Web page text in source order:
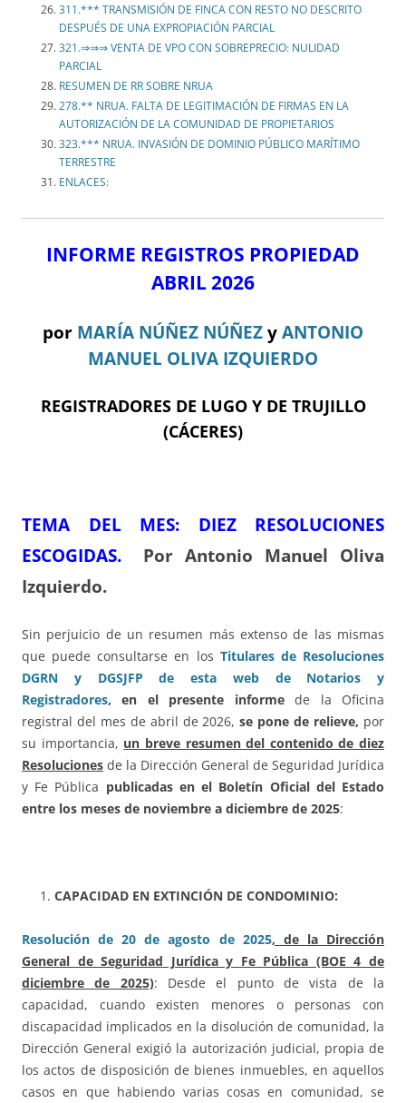
311.*** TRANSMISIÓN DE FINCA CON RESTO NO DESCRITO
DESPUÉS DE UNA EXPROPIACIÓN PARCIAL
321.⇒⇒⇒ VENTA DE VPO CON SOBREPRECIO: NULIDAD
PARCIAL
RESUMEN DE RR SOBRE NRUA
278.** NRUA. FALTA DE LEGITIMACIÓN DE FIRMAS EN LA
AUTORIZACIÓN DE LA COMUNIDAD DE PROPIETARIOS
323.*** NRUA. INVASIÓN DE DOMINIO PÚBLICO MARÍTIMO
TERRESTRE
ENLACES:
INFORME REGISTROS PROPIEDAD
ABRIL 2026
por MARÍA NÚÑEZ NÚÑEZ y ANTONIO
MANUEL OLIVA IZQUIERDO
REGISTRADORES DE LUGO Y DE TRUJILLO
(CÁCERES)
TEMA DEL MES: DIEZ RESOLUCIONES
ESCOGIDAS.
Por Antonio Manuel Oliva
Izquierdo.
Sin perjuicio de un resumen más extenso de las mismas
que puede consultarse en los Titulares de Resoluciones
DGRN y DGSJFP de esta web de Notarios y
Registradores, en el presente informede la Oficina
registral del mes de abril de 2026,se pone de relieve, por
su importancia, un breve resumen del contenido de diez
Resoluciones de la Dirección General de Seguridad Jurídica
y Fe Pública publicadas en el Boletín Oficial del Estado
entre los meses de noviembre a diciembre de 2025:
CAPACIDAD EN EXTINCIÓN DE CONDOMINIO:
Resolución de 20 de agosto de 2025, de la Dirección
General de Seguridad Jurídica y Fe Pública (BOE 4 de
diciembre de 2025): Desde el punto de vista de la
capacidad, cuando existen menores o personas con
discapacidad implicados en la disolución de comunidad, la
Dirección General exigió la autorización judicial, propia de
los actos de disposición de bienes inmuebles, en aquellos
casos en que habiendo varias cosas en comunidad, se